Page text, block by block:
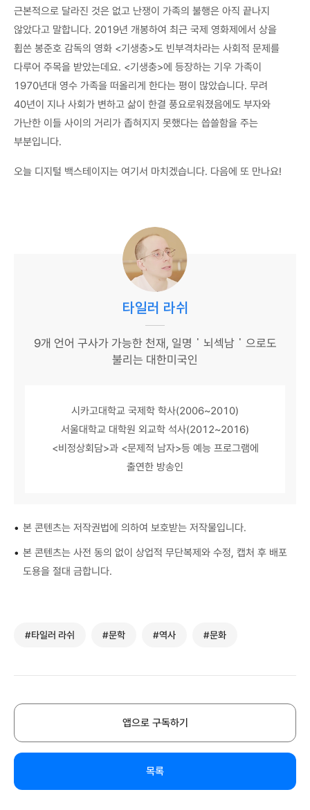
근본적으로 달라진 것은 없고 난쟁이 가족의 불행은 아직 끝나지
않았다고 말합니다. 2019년 개봉하여 최근 국제 영화제에서 상을
휩쓴 봉준호 감독의 영화 <기생충>도 빈부격차라는 사회적 문제를
다루어 주목을 받았는데요. <기생충>에 등장하는 기우 가족이
1970년대 영수 가족을 떠올리게 한다는 평이 많았습니다. 무려
40년이 지나 사회가 변하고 삶이 한결 풍요로워졌음에도 부자와
가난한 이들 사이의 거리가 좁혀지지 못했다는 씁쓸함을 주는
부분입니다.
오늘 디지털 백스테이지는 여기서 마치겠습니다. 다음에 또 만나요!
타일러 라쉬
9개 언어 구사가 가능한 천재, 일명＇뇌섹남＇으로도
불리는 대한미국인
시카고대학교 국제학 학사(2006~2010)
서울대학교 대학원 외교학 석사(2012~2016)
<비정상회담>과 <문제적 남자>등 예능 프로그램에
출연한 방송인
• 본 콘텐츠는 저작권법에 의하여 보호받는 저작물입니다.
• 본 콘텐츠는 사전 동의 없이 상업적 무단복제와 수정, 캡처 후 배포
도용을 절대 금합니다.
#타일러 라쉬 #문학 #역사 #문화
앱으로 구독하기
목록